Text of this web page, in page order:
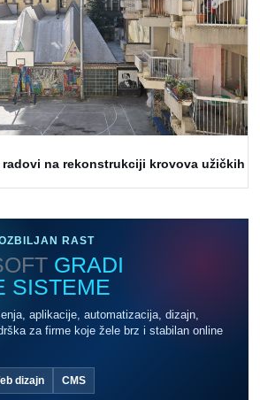
radovi na rekonstrukciji krovova užičkih
RAST
GRADI
SISTEME
aplikacije, automatizacija, dizajn,
za firme koje žele brz i stabilan online
dizajn CMS